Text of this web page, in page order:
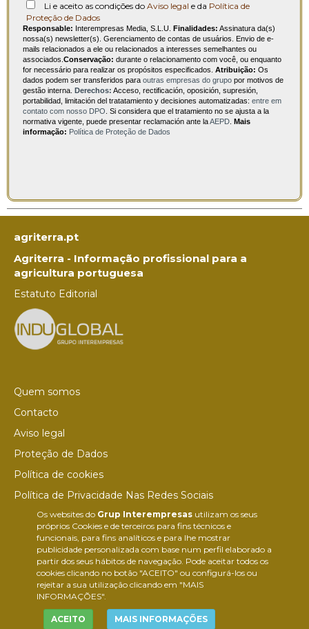
Os websites do Grup Interempresasutilizam os seus
próprios Cookies e de terceiros para fins técnicos e
funcionais, para fins analíticos e para lhe mostrar
publicidade personalizada com base num perfil elaborado a
partir dos seus hábitos de navegação. Pode aceitar todos os
cookies clicando no botão "ACEITO" ou configurá-los ou
rejeitar a sua utilização clicando em "MAIS
INFORMAÇÕES".
ACEITO MAIS INFORMAÇÕES
Li e aceito as condições do Aviso legal e da Política de
Proteção de Dados
Responsable: Interempresas Media, S.L.U. Finalidades: Assinatura da(s)
nossa(s) newsletter(s). Gerenciamento de contas de usuários. Envio de e-
mails relacionados a ele ou relacionados a interesses semelhantes ou
associados. Conservação: durante o relacionamento com você, ou enquanto
for necessário para realizar os propósitos especificados. Atribuição: Os
dados podem ser transferidos para outras empresas do grupo por motivos de
gestão interna. Derechos: Acceso, rectificación, oposición, supresión,
portabilidad, limitación del tratatamiento y decisiones automatizadas: entre em
contato com nosso DPO . Si considera que el tratamiento no se ajusta a la
normativa vigente, puede presentar reclamación ante laAEPD Mais
informação: Política de Proteção de Dados
agriterra.pt
Agriterra - Informação profissional para a
agricultura portuguesa
Estatuto Editorial
Quem somos
Contacto
Aviso legal
Proteção de Dados
Política de cookies
Política de Privacidade Nas Redes Sociais
Canal de denúncias
Colaborações editoriais